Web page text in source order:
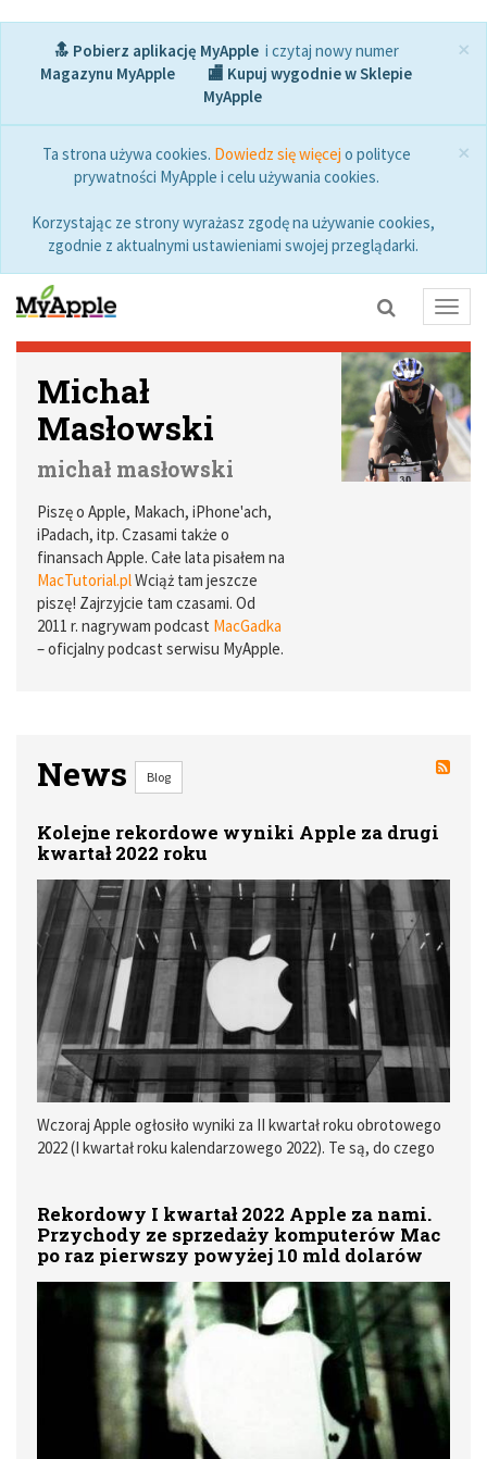
×
🔝 Pobierz aplikację MyApple i czytaj nowy numer
Magazynu MyApple
🏬 Kupuj wygodnie w Sklepie
MyApple
×
Ta strona używa cookies. Dowiedz się więcej o polityce
prywatności MyApple i celu używania cookies.
Korzystając ze strony wyrażasz zgodę na używanie cookies,
zgodnie z aktualnymi ustawieniami swojej przeglądarki.
Michał
Masłowski
michał masłowski
Piszę o Apple, Makach, iPhone'ach,
iPadach, itp. Czasami także o
finansach Apple. Całe lata pisałem na
MacTutorial.plWciąż tam jeszcze
piszę! Zajrzyjcie tam czasami. Od
2011 r. nagrywam podcast MacGadka
– oficjalny podcast serwisu MyApple.
News Blog
Kolejne rekordowe wyniki Apple za drugi
kwartał 2022 roku
Wczoraj Apple ogłosiło wyniki za II kwartał roku obrotowego
2022 (I kwartał roku kalendarzowego 2022). Te są, do czego
Rekordowy I kwartał 2022 Apple za nami.
Przychody ze sprzedaży komputerów Mac
po raz pierwszy powyżej 10 mld dolarów